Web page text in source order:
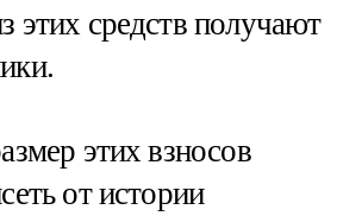
этих средств получают
этих взносов
от истории